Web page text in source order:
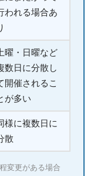
われる場合あ
曜・日曜など
数日に分散し
開催されるこ
が多い
様に複数日に
散
変更がある場合